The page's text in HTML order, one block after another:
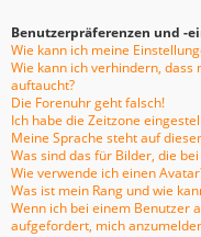
Benutzerpräferenzen und -
Wie kann ich meine
Wie kann ich verhindern,
auftaucht?
Die Forenuhr geht falsch!
Ich habe die Zeitzone
Meine Sprache steht auf
Was sind das für Bilder, die
Wie verwende ich einen
Was ist mein Rang und wie
Wenn ich bei einem Benutzer
aufgefordert, mich